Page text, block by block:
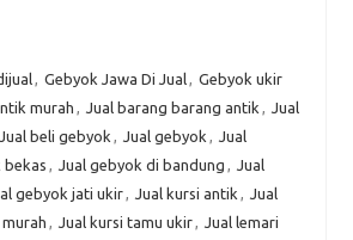
, Gebyok Jawa Di Jual, Gebyok ukir
murah , Jual barang barang antik , Jual
Jual beli gebyok , Jual gebyok , Jual
bekas , Jual gebyok di bandung , Jual
gebyok jati ukir, Jual kursi antik , Jual
, Jual kursi tamu ukir, Jual lemari